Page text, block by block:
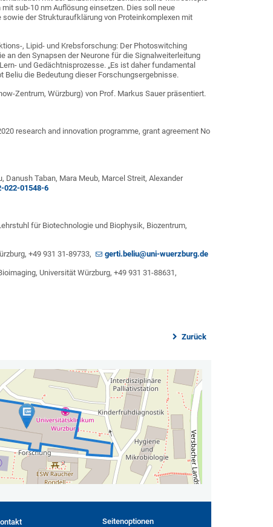
sub-10 nm Auflösung einsetzen. Dies soll neue
der Strukturaufklärung von Proteinkomplexen mit
, Lipid- und Krebsforschung: Der Photoswitching
an den Synapsen der Neurone für die Signalweiterleitung
und Gedächtnisprozesse. „Es ist daher fundamental
die Bedeutung dieser Forschungsergebnisse.
Zentrum, Würzburg) von Prof. Markus Sauer präsentiert.
research and innovation programme, grant agreement No
Danush Taban, Mara Meub, Marcel Streit, Alexander
022-01548-6
für Biotechnologie und Biophysik, Biozentrum,
+49 931 31-89733, gerti.beliu@uni-wuerzburg.de
Universität Würzburg, +49 931 31-88631,
Zurück
Seitenoptionen